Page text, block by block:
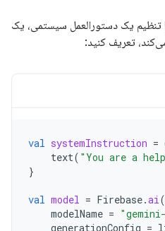
تنظیم یک دستورالعمل سیستمی، یک
تعریف کنید:
val systemInstruction =
text( "You are a
}
val model = Firebase.ai(
modelName =
generationConfig =